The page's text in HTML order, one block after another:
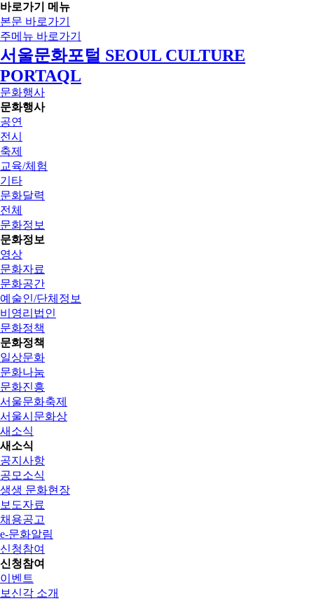
바로가기 메뉴
본문 바로가기
주메뉴 바로가기
서울문화포털 SEOUL CULTURE
PORTAQL
문화행사
문화행사
공연
전시
축제
교육/체험
기타
문화달력
전체
문화정보
문화정보
영상
문화자료
문화공간
예술인/단체정보
비영리법인
문화정책
문화정책
일상문화
문화나눔
문화진흥
서울문화축제
서울시문화상
새소식
새소식
공지사항
공모소식
생생 문화현장
보도자료
채용공고
e-문화알림
신청참여
신청참여
이벤트
보신각 소개